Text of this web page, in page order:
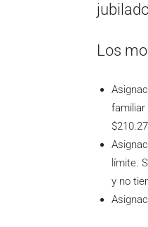
Los
familiar
límite.
y no